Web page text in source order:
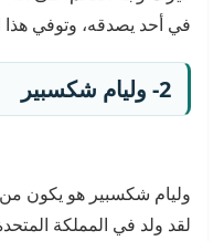
في أحد يصدقه، وتوفي هذا
2- وليام شكسبير
وليام شكسبير هو يكون من